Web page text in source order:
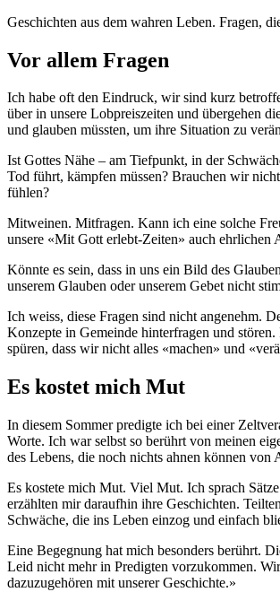
Geschichten aus dem wahren Leben. Fragen,
Vor allem Fragen
Ich habe oft den Eindruck, wir sind kurz
über in unsere Lobpreiszeiten und übergehen
und glauben müssten, um ihre Situation zu
Ist Gottes Nähe – am Tiefpunkt, in der
Tod führt, kämpfen müssen? Brauchen wir
fühlen?
Mitweinen. Mitfragen. Kann ich eine solche
unsere «Mit Gott erlebt-Zeiten» auch ehrlichen
Könnte es sein, dass in uns ein Bild des
unserem Glauben oder unserem Gebet nicht
Ich weiss, diese Fragen sind nicht angenehm.
Konzepte in Gemeinde hinterfragen und
spüren, dass wir nicht alles «machen» und
Es kostet mich Mut
In diesem Sommer predigte ich bei einer
Worte. Ich war selbst so berührt von meinen
des Lebens, die noch nichts ahnen können von
Es kostete mich Mut. Viel Mut. Ich sprach
erzählten mir daraufhin ihre Geschichten.
Schwäche, die ins Leben einzog und einfach
Eine Begegnung hat mich besonders berührt.
Leid nicht mehr in Predigten vorzukommen.
dazuzugehören mit unserer Geschichte.»